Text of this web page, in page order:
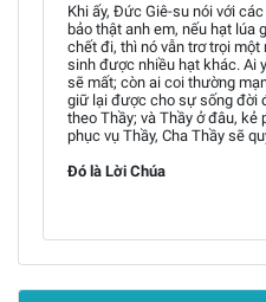
Khi ấy, Đức Giê-su nói với
bảo thật anh em, nếu hạt lúa
chết đi, thì nó vẫn trơ trọi
sinh được nhiều hạt khác. Ai
sẽ mất; còn ai coi thường
giữ lại được cho sự sống đời
theo Thầy; và Thầy ở đâu, kẻ
phục vụ Thầy, Cha Thầy sẽ
Đó là Lời Chúa